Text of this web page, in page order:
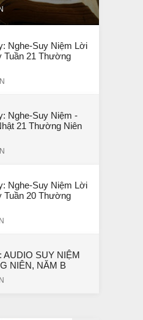
Nghe-Suy Niệm Lời
Tuần 21 Thường
Nghe-Suy Niệm -
21 Thường Niên
Nghe-Suy Niệm Lời
Tuần 20 Thường
AUDIO SUY NIỆM
NIÊN, NĂM B
Luon Tha Thu